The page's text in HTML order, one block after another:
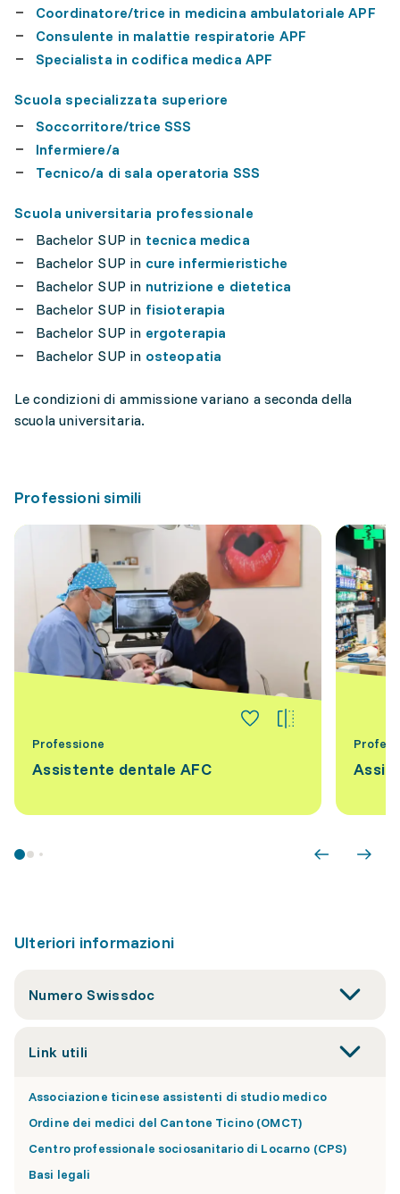
Coordinatore/trice in medicina ambulatoriale APF
Consulente in malattie respiratorie APF
Specialista in codifica medica APF
Scuola specializzata superiore
Soccorritore/trice SSS
Infermiere/a
Tecnico/a di sala operatoria SSS
Scuola universitaria professionale
Bachelor SUP in tecnica medica
Bachelor SUP in cure infermieristiche
Bachelor SUP in nutrizione e dietetica
Bachelor SUP in fisioterapia
Bachelor SUP in ergoterapia
Bachelor SUP in osteopatia
Le condizioni di ammissione variano a seconda della
scuola universitaria.
Professioni simili
Professione
Assistente dentale AFC
Ulteriori informazioni
Numero Swissdoc
Link utili
Associazione ticinese assistenti di studio medico
Ordine dei medici del Cantone Ticino (OMCT)
Centro professionale sociosanitario di Locarno (CPS)
Basi legali